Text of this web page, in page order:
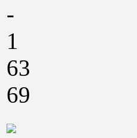
-
1
63
69